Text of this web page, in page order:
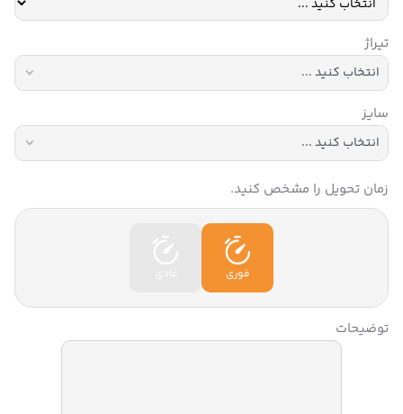
تیراژ
سایز
زمان تحویل را مشخص کنید.
فوری
توضیحات